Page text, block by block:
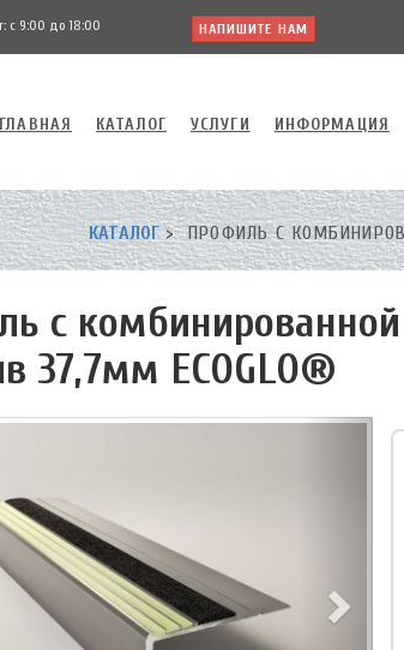
с 9:00 до 18:00 НАПИШИТЕ НАМ
ГЛАВНАЯ КАТАЛОГ УСЛУГИ ИНФОРМАЦИЯ
КАТАЛОГ ПРОФИЛЬ С
с
37,7мм ECOGLO®